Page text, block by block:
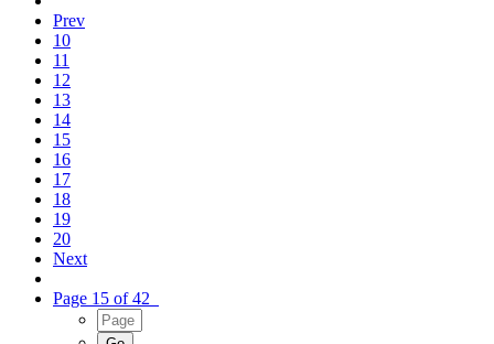
Prev
10
11
12
13
14
15
16
17
18
19
20
Next
Page 15 of 42